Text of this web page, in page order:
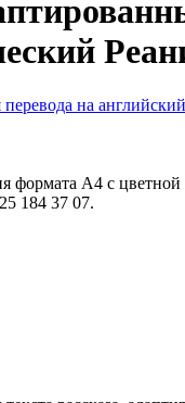
формата А4 с
184 37 07.